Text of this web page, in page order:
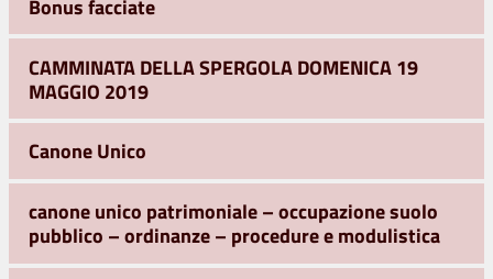
Bonus facciate
CAMMINATA DELLA SPERGOLA DOMENICA 19
MAGGIO 2019
Canone Unico
canone unico patrimoniale – occupazione suolo
pubblico – ordinanze – procedure e modulistica